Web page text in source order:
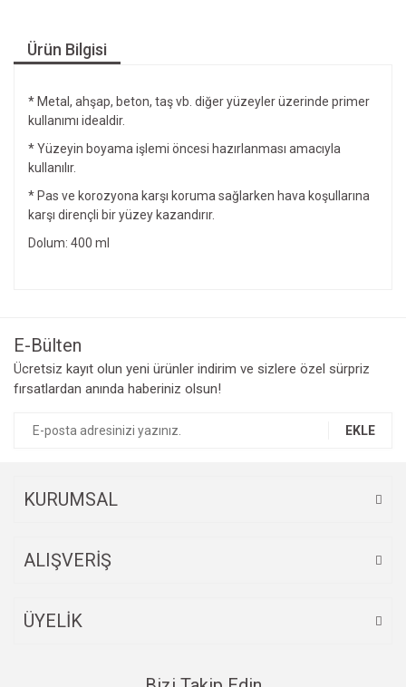
Ürün Bilgisi
* Metal, ahşap, beton, taş vb. diğer yüzeyler üzerinde primer
kullanımı idealdir.
* Yüzeyin boyama işlemi öncesi hazırlanması amacıyla
kullanılır.
* Pas ve korozyona karşı koruma sağlarken hava koşullarına
karşı dirençli bir yüzey kazandırır.
Dolum: 400 ml
E-Bülten
Ücretsiz kayıt olun yeni ürünler indirim ve sizlere özel sürpriz
fırsatlardan anında haberiniz olsun!
EKLE
KURUMSAL
ALIŞVERİŞ
ÜYELİK